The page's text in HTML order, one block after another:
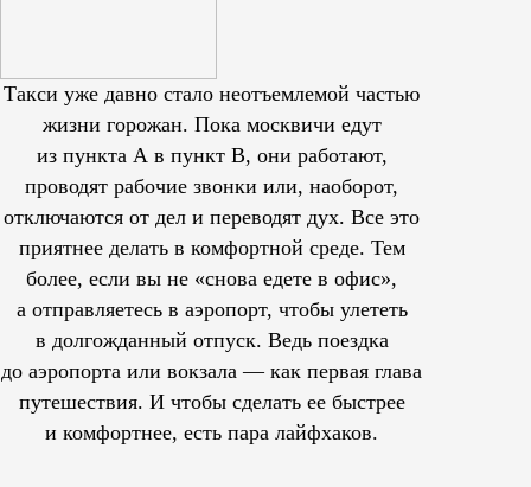
Такси уже давно стало неотъемлемой частью
жизни горожан. Пока москвичи едут
из пункта А в пункт В, они работают,
проводят рабочие звонки или, наоборот,
отключаются от дел и переводят дух. Все это
приятнее делать в комфортной среде. Тем
более, если вы не «снова едете в офис»,
а отправляетесь в аэропорт, чтобы улететь
в долгожданный отпуск. Ведь поездка
до аэропорта или вокзала — как первая глава
путешествия. И чтобы сделать ее быстрее
и комфортнее, есть пара лайфхаков.